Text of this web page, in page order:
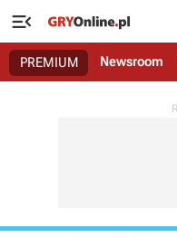

PREMIUM Newsroom